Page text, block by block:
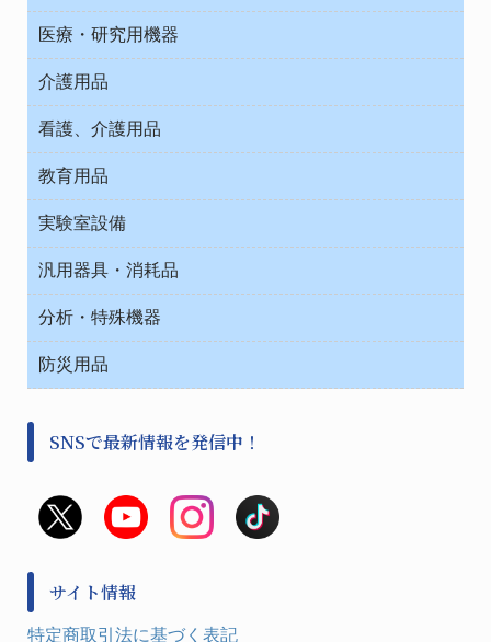
オフィス作業用品
医療・研究用機器
ウエアー
チューブコネクタ素材
テープ・ラベル・紙製
デシケーター類
ベット周辺
ベンチ無菌ドラフト
院内感染防止、空気清浄器類
運搬
温度・湿度管理機器
加圧・減圧・油ポンプ
撹拌機 ２
救急
金属、ホーロー容器・バット類
金属・樹脂実験必需１
健康機器・用品
検査・計測
介護用品
介護・リハビリ
看護、介護用品
院内感染防止、空気清浄器類
救急
健康機器・用品
事務・受付
処置・手術
中材・滅菌・洗浄
教育用品
ノート・紙製品
実験室設備
コンテナー保温容器
工具類
事務用品・ＯＡデスク
清掃用品
汎用器具・消耗品
テープ・ラベル・紙製
金属・樹脂実験必需２
樹脂容器各種
分析・特殊機器
検査用品
分離・分析ロシ
防災用品
初期活動・対策本部
非常用食料品
風水害対策用品
防犯用品・その他
SNSで最新情報を発信中！
サイト情報
特定商取引法に基づく表記